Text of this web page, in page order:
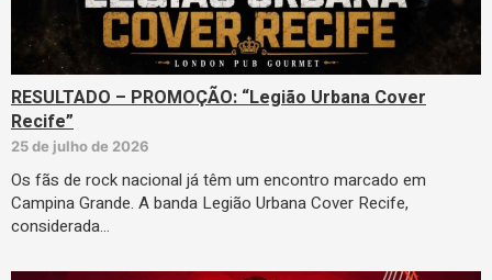
RESULTADO – PROMOÇÃO: “Legião Urbana Cover
Recife”
25 de julho de 2026
Os fãs de rock nacional já têm um encontro marcado em
Campina Grande. A banda Legião Urbana Cover Recife,
considerada…